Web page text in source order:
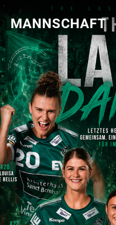
MANNSCHAFT